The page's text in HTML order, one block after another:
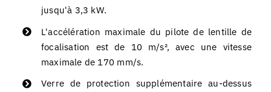
jusqu'à 3,3 kW.
L'accélération maximale du pilote de lentille de
focalisation est de 10 m/s², avec une vitesse
maximale de 170 mm/s.
Verre de protection supplémentaire au-dessus